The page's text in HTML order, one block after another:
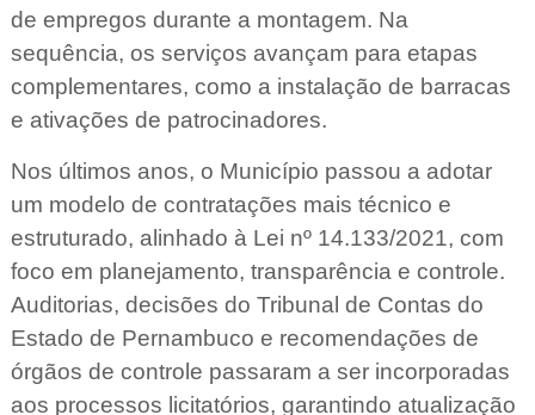
de empregos durante a montagem. Na
sequência, os serviços avançam para etapas
complementares, como a instalação de barracas
e ativações de patrocinadores.
Nos últimos anos, o Município passou a adotar
um modelo de contratações mais técnico e
estruturado, alinhado à Lei nº 14.133/2021, com
foco em planejamento, transparência e controle.
Auditorias, decisões do Tribunal de Contas do
Estado de Pernambuco e recomendações de
órgãos de controle passaram a ser incorporadas
aos processos licitatórios, garantindo atualização